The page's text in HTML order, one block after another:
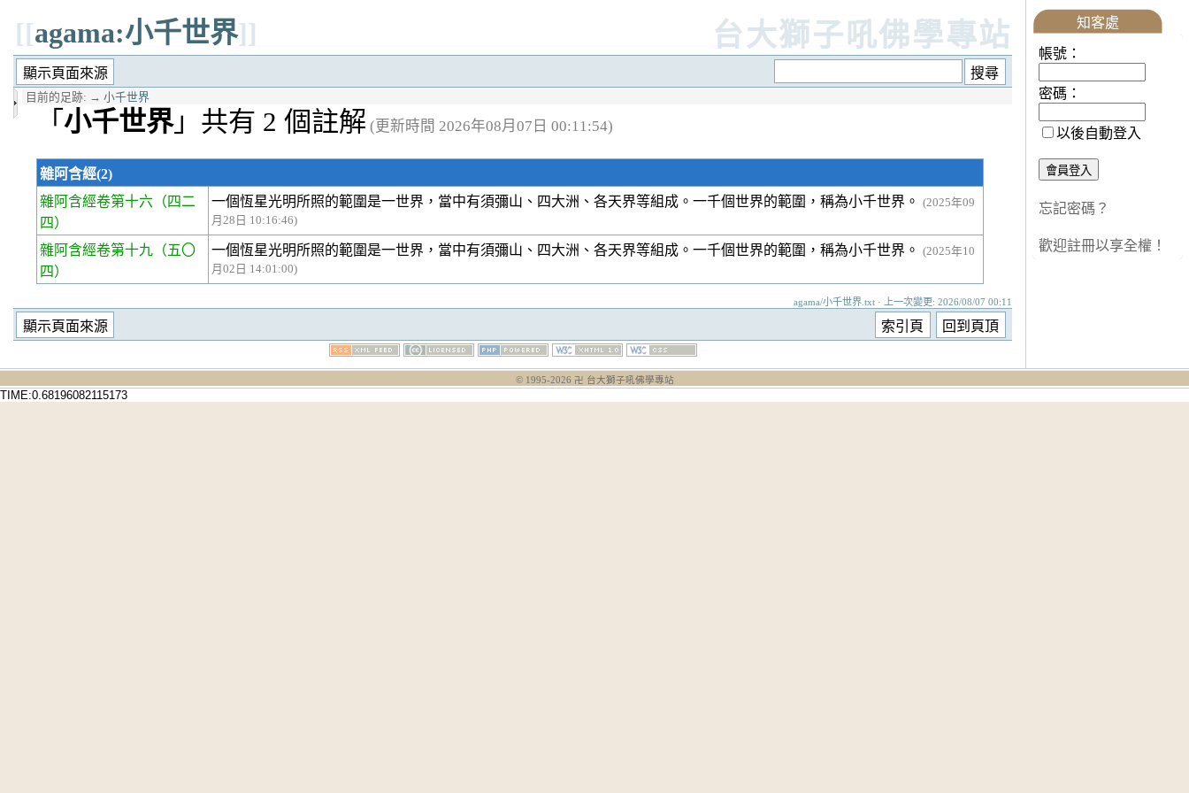
[[agama:小千世界]] 台大獅子吼佛學專站
目前的足跡: → 小千世界
「 小千世界」共有 2 個註解 (更新時間 2026年08月07日 00:11:54)
雜阿含經(2)
雜阿含經卷第十六 （四二
四）
一個恆星光明所照的範圍是一世界，當中有須彌山、四大洲、各天界等組成。一千個世界的範圍，稱為小千世界。
(2025年09
月28日 10:16:46)
雜阿含經卷第十九 （五〇
四）
一個恆星光明所照的範圍是一世界，當中有須彌山、四大洲、各天界等組成。一千個世界的範圍，稱為小千世界。
(2025年10
月02日 14:01:00)
agama/小千世界.txt · 上一次變更: 2026/08/07 00:11
知客處
帳號：
密碼：
以後自動登入
忘記密碼？
歡迎註冊以享全權！
© 1995-2026 卍 台大獅子吼佛學專站
TIME:0.68196082115173